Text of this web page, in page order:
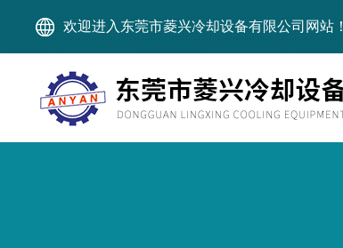
欢迎进入东莞市菱兴冷却设备有限公司网站！